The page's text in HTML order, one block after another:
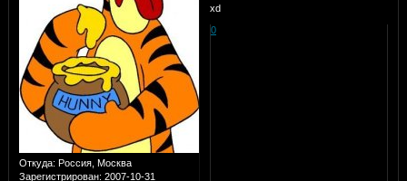
Откуда: Россия, Москва
Зарегистрирован: 2007-10-31
xd
0